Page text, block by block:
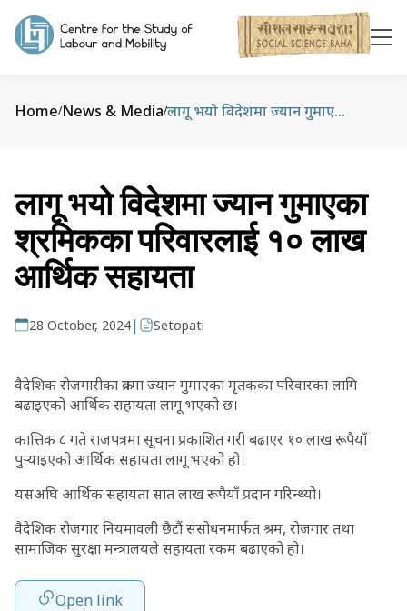
Home/News & Media/ लागू भयो‍ विदेशमा ज्यान गुमाएका श्रमिकका परिवारलाई १० लाख आर्थिक सहायता
लागू भयो‍ विदेशमा ज्यान गुमाएका
श्रमिकका परिवारलाई १० लाख
आर्थिक सहायता
28 October, 2024| Setopati
वैदेशिक रोजगारीका क्रममा ज्यान गुमाएका मृतकका परिवारका लागि
बढाइएको आर्थिक सहायता लागू भएको छ।
कात्तिक ८ गते राजपत्रमा सूचना प्रकाशित गरी बढाएर १० लाख रूपैयाँ
पुर्‍याइएको आर्थिक सहायता लागू भएको हो।
यसअघि आर्थिक सहायता सात लाख रूपैयाँ प्रदान गरिन्थ्यो।
वैदेशिक रोजगार नियमावली छैटौं संसोधनमार्फत श्रम, रोजगार तथा
सामाजिक सुरक्षा मन्त्रालयले सहायता रकम बढाएको हो।
Open link